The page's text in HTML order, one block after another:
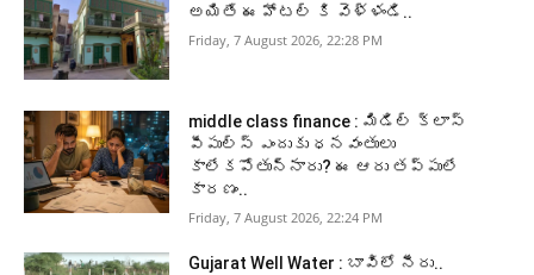
అయితే ఈ హోటల్ కి వెళ్ళండి..
Friday, 7 August 2026, 22:28 PM
middle class finance : మిడిల్ క్లాస్
పీపుల్స్ ఎందుకు ధనవంతులు
కాలేకపోతున్నారు? ఈ ఆరు తప్పులే
కారణం..
Friday, 7 August 2026, 22:24 PM
Gujarat Well Water : బావిలో నీరు..